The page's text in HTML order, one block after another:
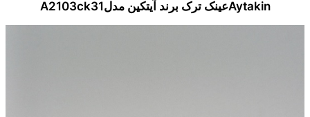
Aytakinعینک ترک برند آیتکین مدلA2103ck31